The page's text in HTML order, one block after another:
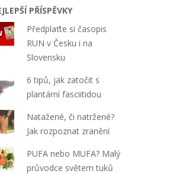
PŘÍSPĚVKY
Předplaťte si časopis
RUN v Česku i na
Slovensku
6 tipů, jak zatočit s
plantární fasciitidou
Natažené, či natržené?
Jak rozpoznat zranění
PUFA nebo MUFA? Malý
průvodce světem tuků